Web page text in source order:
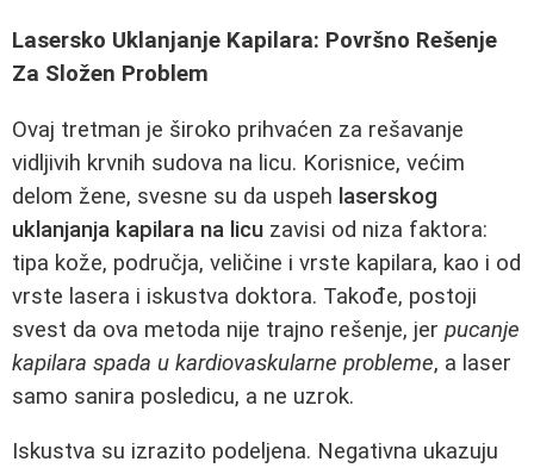
Lasersko Uklanjanje Kapilara: Površno Rešenje
Za Složen Problem
Ovaj tretman je široko prihvaćen za rešavanje
vidljivih krvnih sudova na licu. Korisnice, većim
delom žene, svesne su da uspeh laserskog
uklanjanja kapilara na licu zavisi od niza faktora:
tipa kože, područja, veličine i vrste kapilara, kao i od
vrste lasera i iskustva doktora. Takođe, postoji
svest da ova metoda nije trajno rešenje, jer pucanje
kapilara spada u kardiovaskularne probleme, a laser
samo sanira posledicu, a ne uzrok.
Iskustva su izrazito podeljena. Negativna ukazuju